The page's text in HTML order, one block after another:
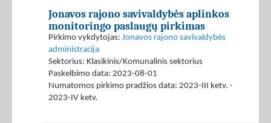
Jonavos rajono savivaldybės aplinkos
monitoringo paslaugų pirkimas
Pirkimo vykdytojas: Jonavos rajono savivaldybės
administracija
Sektorius: Klasikinis/Komunalinis sektorius
Paskelbimo data: 2023-08-01
Numatomos pirkimo pradžios data: 2023-III ketv. -
2023-IV ketv.